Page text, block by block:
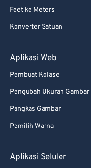
Feet ke Meters
Konverter Satuan
Aplikasi Web
Pembuat Kolase
Pengubah Ukuran Gambar
Pangkas Gambar
Pemilih Warna
Aplikasi Seluler